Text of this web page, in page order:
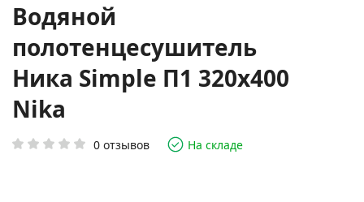
Водяной
полотенцесушитель
Ника Simple П1 320x400
Nika
0 отзывов На складе